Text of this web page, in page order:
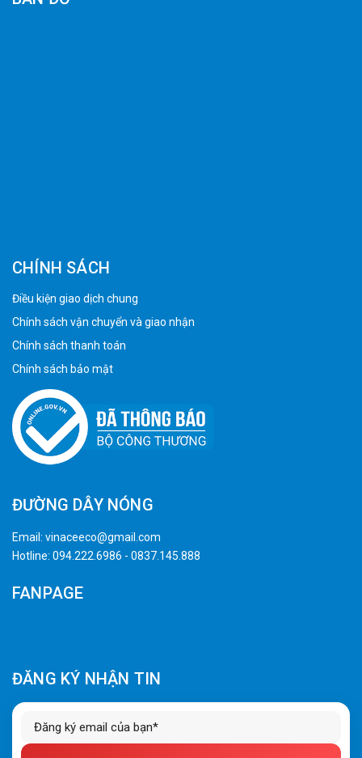
CHÍNH SÁCH
Điều kiện giao dịch chung
Chính sách vận chuyển và giao nhận
Chính sách thanh toán
Chính sách bảo mật
ĐƯỜNG DÂY NÓNG
Email: vinaceeco@gmail.com
Hotline: 094.222.6986 - 0837.145.888
FANPAGE
ĐĂNG KÝ NHẬN TIN